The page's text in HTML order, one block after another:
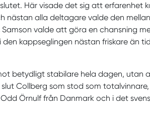
Här visade det sig att erfarenhet
nästan alla deltagare valde den
valde att göra en chansning
kappseglingen nästan friskare än
betydligt stabilare hela dagen, utan
Collberg som stod som
Örnulf från Danmark och i det